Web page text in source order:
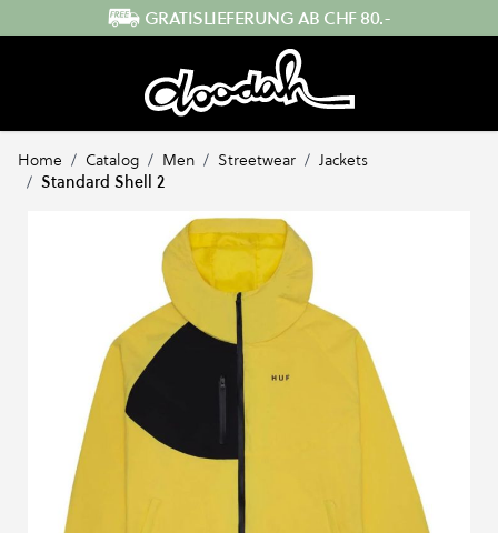
Direkt zum Inhalt SCHNELLER VERSAND AUS DER SCHWEIZ
Home / Catalog / Men / Streetwear / Jackets
/ Standard Shell 2